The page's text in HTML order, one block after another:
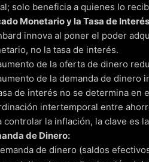
solo beneficia a quienes lo
Monetario y la Tasa de
innova al poner el poder
no la tasa de interés.
de la oferta de dinero
de la demanda de dinero
de interés no se determina en
intertemporal entre
controlar la inflación, la clave es
de Dinero:
de dinero (saldos